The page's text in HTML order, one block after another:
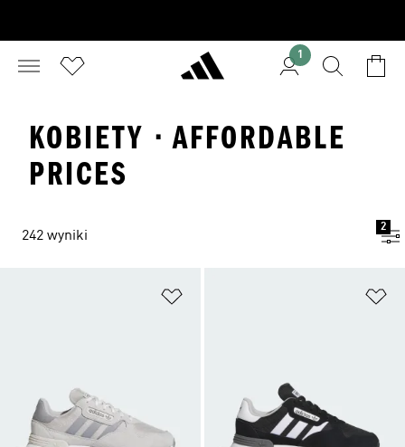
1
KOBIETY · AFFORDABLE
PRICES
242 wyniki
2